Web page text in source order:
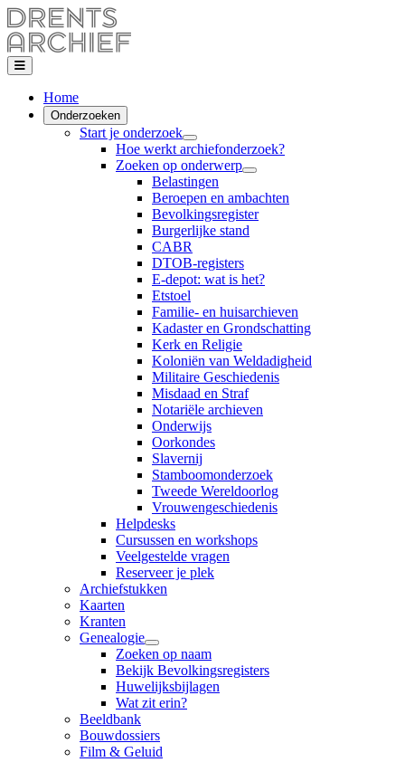
Home
Onderzoeken
Start je onderzoek
Hoe werkt archiefonderzoek?
Zoeken op onderwerp
Belastingen
Beroepen en ambachten
Bevolkingsregister
Burgerlijke stand
CABR
DTOB-registers
E-depot: wat is het?
Etstoel
Familie- en huisarchieven
Kadaster en Grondschatting
Kerk en Religie
Koloniën van Weldadigheid
Militaire Geschiedenis
Misdaad en Straf
Notariële archieven
Onderwijs
Oorkondes
Slavernij
Stamboomonderzoek
Tweede Wereldoorlog
Vrouwengeschiedenis
Helpdesks
Cursussen en workshops
Veelgestelde vragen
Reserveer je plek
Archiefstukken
Kaarten
Kranten
Genealogie
Zoeken op naam
Bekijk Bevolkingsregisters
Huwelijksbijlagen
Wat zit erin?
Beeldbank
Bouwdossiers
Film & Geluid